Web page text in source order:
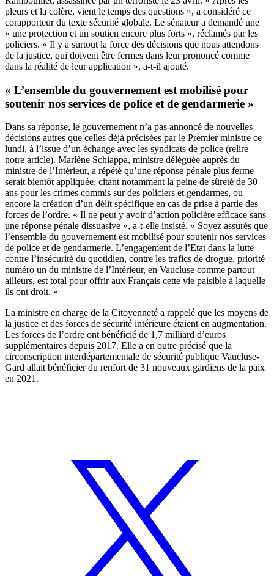
pleurs et la colère, vient le temps des questions », a considéré ce
corapporteur du texte sécurité globale. Le sénateur a demandé une
« une protection et un soutien encore plus forts », réclamés par les
policiers. « Il y a surtout la force des décisions que nous attendons
de la justice, qui doivent être fermes dans leur prononcé comme
dans la réalité de leur application », a-t-il ajouté.
« L’ensemble du gouvernement est mobilisé pour
soutenir nos services de police et de gendarmerie »
Dans sa réponse, le gouvernement n’a pas annoncé de nouvelles
décisions autres que celles déjà précisées par le Premier ministre ce
lundi, à l’issue d’un échange avec les syndicats de police (relire
notre article). Marlène Schiappa, ministre déléguée auprès du
ministre de l’Intérieur, a répété qu’une réponse pénale plus ferme
serait bientôt appliquée, citant notamment la peine de sûreté de 30
ans pour les crimes commis sur des policiers et gendarmes, ou
encore la création d’un délit spécifique en cas de prise à partie des
forces de l’ordre. « Il ne peut y avoir d’action policière efficace sans
une réponse pénale dissuasive », a-t-elle insisté. « Soyez assurés que
l’ensemble du gouvernement est mobilisé pour soutenir nos services
de police et de gendarmerie. L’engagement de l’Etat dans la lutte
contre l’insécurité du quotidien, contre les trafics de drogue, priorité
numéro un du ministre de l’Intérieur, en Vaucluse comme partout
ailleurs, est total pour offrir aux Français cette vie paisible à laquelle
ils ont droit. »
La ministre en charge de la Citoyenneté a rappelé que les moyens de
la justice et des forces de sécurité intérieure étaient en augmentation.
Les forces de l’ordre ont bénéficié de 1,7 milliard d’euros
supplémentaires depuis 2017. Elle a en outre précisé que la
circonscription interdépartementale de sécurité publique Vaucluse-
Gard allait bénéficier du renfort de 31 nouveaux gardiens de la paix
en 2021.